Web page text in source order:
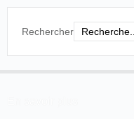
Rechercher